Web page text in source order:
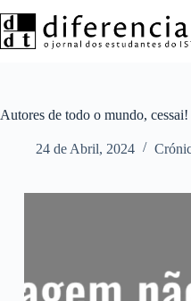
para
o
Autores de todo o mundo, cessai!
24 de Abril, 2024